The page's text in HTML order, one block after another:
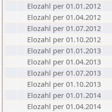
Elozahl per 01.01.2012
Elozahl per 01.04.2012
Elozahl per 01.07.2012
Elozahl per 01.10.2012
Elozahl per 01.01.2013
Elozahl per 01.04.2013
Elozahl per 01.07.2013
Elozahl per 01.10.2013
Elozahl per 01.01.2014
Elozahl per 01.04.2014